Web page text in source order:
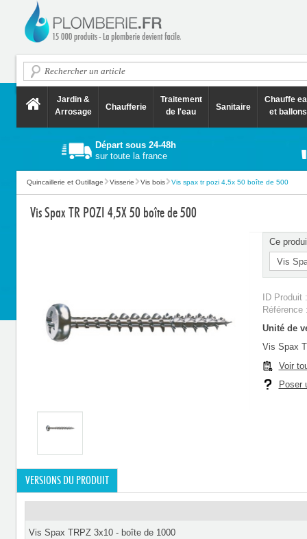
Jardin &
Arrosage
Chaufferie
Traitement
de l'eau
Sanitaire
Chauffe
et ballons
Départ sous 24-48h
sur toute la france
Quincaillerie et Outillage Visserie Vis bois Vis spax tr pozi 4,5x 50 boîte de 500
Vis Spax TR POZI 4,5X 50 boîte de 500
Ce
ID Produit
Unité de
Vis Spax
Voir
Poser
VERSIONS DU PRODUIT
Vis Spax TRPZ 3x10 - boîte de 1000